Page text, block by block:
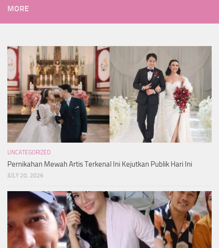
MORE
UNCATEGORIZED
Pernikahan Mewah Artis Terkenal Ini Kejutkan Publik Hari Ini
JULY 20, 2026